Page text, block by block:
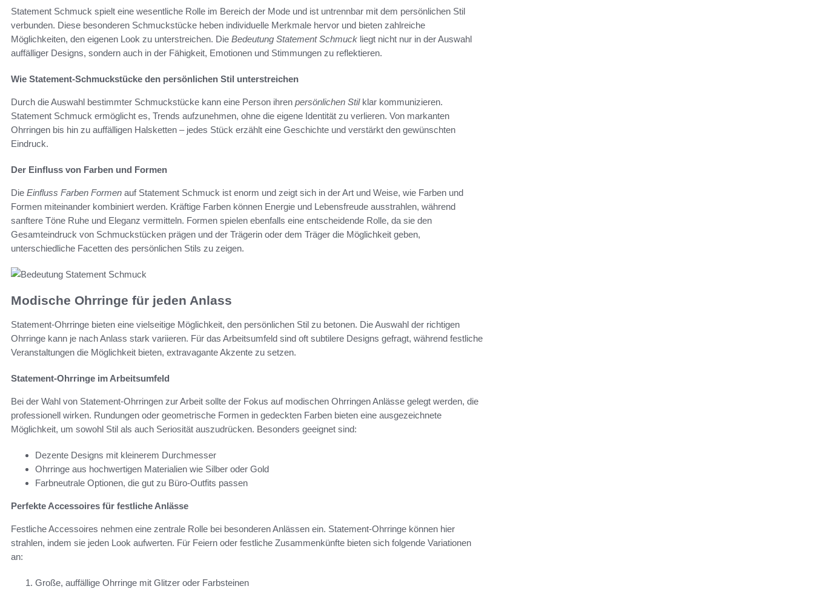
Statement Schmuck spielt eine wesentliche Rolle im Bereich der Mode und ist untrennbar mit dem persönlichen Stil
verbunden. Diese besonderen Schmuckstücke heben individuelle Merkmale hervor und bieten zahlreiche
Möglichkeiten, den eigenen Look zu unterstreichen. Die Bedeutung Statement Schmuck liegt nicht nur in der Auswahl
auffälliger Designs, sondern auch in der Fähigkeit, Emotionen und Stimmungen zu reflektieren.
Wie Statement-Schmuckstücke den persönlichen Stil unterstreichen
Durch die Auswahl bestimmter Schmuckstücke kann eine Person ihren persönlichen Stilklar kommunizieren.
Statement Schmuck ermöglicht es, Trends aufzunehmen, ohne die eigene Identität zu verlieren. Von markanten
Ohrringen bis hin zu auffälligen Halsketten – jedes Stück erzählt eine Geschichte und verstärkt den gewünschten
Eindruck.
Der Einfluss von Farben und Formen
Die Einfluss Farben Formen auf Statement Schmuck ist enorm und zeigt sich in der Art und Weise, wie Farben und
Formen miteinander kombiniert werden. Kräftige Farben können Energie und Lebensfreude ausstrahlen, während
sanftere Töne Ruhe und Eleganz vermitteln. Formen spielen ebenfalls eine entscheidende Rolle, da sie den
Gesamteindruck von Schmuckstücken prägen und der Trägerin oder dem Träger die Möglichkeit geben,
unterschiedliche Facetten des persönlichen Stils zu zeigen.
Modische Ohrringe für jeden Anlass
Statement-Ohrringe bieten eine vielseitige Möglichkeit, den persönlichen Stil zu betonen. Die Auswahl der richtigen
Ohrringe kann je nach Anlass stark variieren. Für das Arbeitsumfeld sind oft subtilere Designs gefragt, während festliche
Veranstaltungen die Möglichkeit bieten, extravagante Akzente zu setzen.
Statement-Ohrringe im Arbeitsumfeld
Bei der Wahl von Statement-Ohrringen zur Arbeit sollte der Fokus auf modischen Ohrringen Anlässe gelegt werden, die
professionell wirken. Rundungen oder geometrische Formen in gedeckten Farben bieten eine ausgezeichnete
Möglichkeit, um sowohl Stil als auch Seriosität auszudrücken. Besonders geeignet sind:
Dezente Designs mit kleinerem Durchmesser
Ohrringe aus hochwertigen Materialien wie Silber oder Gold
Farbneutrale Optionen, die gut zu Büro-Outfits passen
Perfekte Accessoires für festliche Anlässe
Festliche Accessoires nehmen eine zentrale Rolle bei besonderen Anlässen ein. Statement-Ohrringe können hier
strahlen, indem sie jeden Look aufwerten. Für Feiern oder festliche Zusammenkünfte bieten sich folgende Variationen
an:
Große, auffällige Ohrringe mit Glitzer oder Farbsteinen